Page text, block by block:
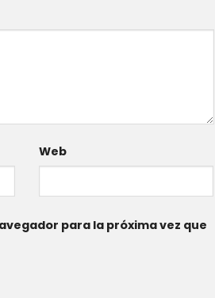
Web
para la próxima vez que